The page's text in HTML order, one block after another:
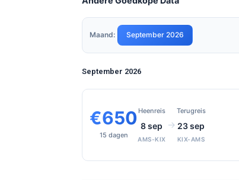
Maand: September 2026
September 2026
€650
15 dagen
Heenreis
8 sep
AMS-KIX
→
Terugreis
23 sep
KIX-AMS